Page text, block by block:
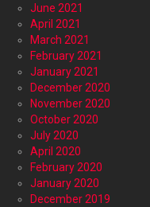
June 2021
April 2021
March 2021
February 2021
January 2021
December 2020
November 2020
October 2020
July 2020
April 2020
February 2020
January 2020
December 2019